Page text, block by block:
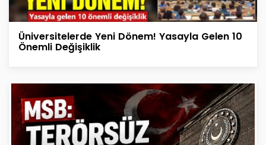
Üniversitelerde Yeni Dönem! Yasayla Gelen 10
Önemli Değişiklik